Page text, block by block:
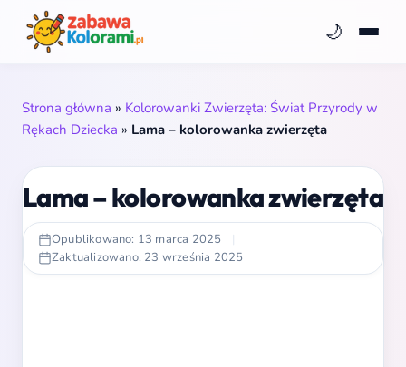
🌙
Strona główna » Kolorowanki Zwierzęta: Świat Przyrody w
Rękach Dziecka » Lama – kolorowanka zwierzęta
Lama – kolorowanka zwierzęta
Opublikowano: 13 marca 2025
|
Zaktualizowano: 23 września 2025